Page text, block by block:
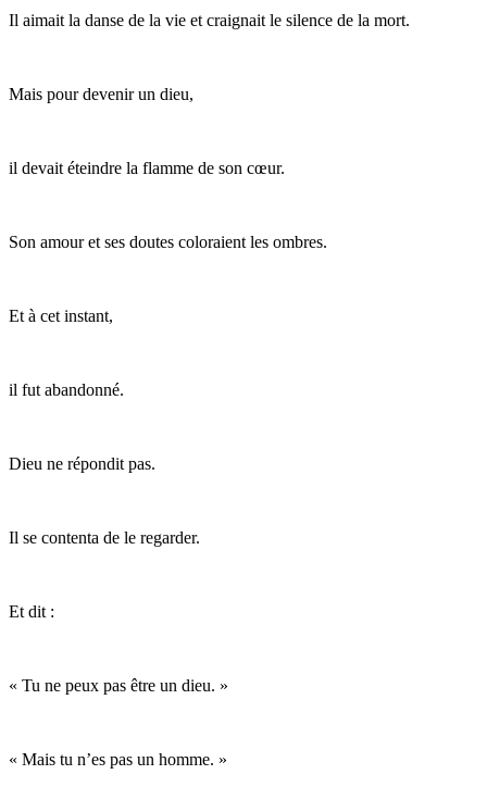
Il aimait la danse de la vie et craignait le silence de la mort.
Mais pour devenir un dieu,
il devait éteindre la flamme de son cœur.
Son amour et ses doutes coloraient les ombres.
Et à cet instant,
il fut abandonné.
Dieu ne répondit pas.
Il se contenta de le regarder.
Et dit :
« Tu ne peux pas être un dieu. »
« Mais tu n’es pas un homme. »